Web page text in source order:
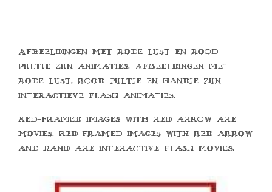
Afbeeldingen met rode lijst en rood
pijltje zijn animaties. Afbeeldingen met
rode lijst, rood pijltje en handje zijn
interactieve flash animaties.
Red-framed images with red arrow are
movies. Red-framed images with red arrow
and hand are interactive flash movies.